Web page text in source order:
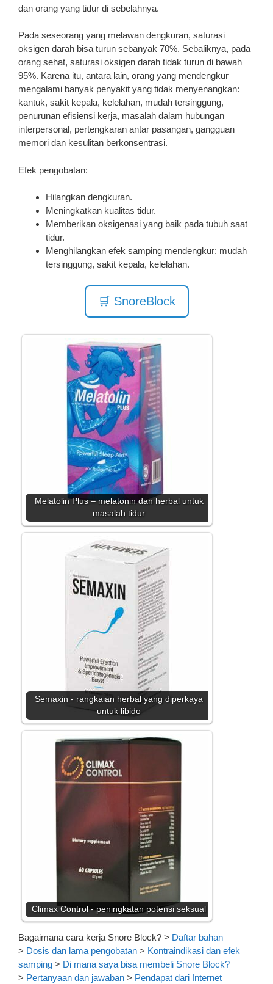
dan orang yang tidur di sebelahnya.
Pada seseorang yang melawan dengkuran, saturasi
oksigen darah bisa turun sebanyak 70%. Sebaliknya, pada
orang sehat, saturasi oksigen darah tidak turun di bawah
95%. Karena itu, antara lain, orang yang mendengkur
mengalami banyak penyakit yang tidak menyenangkan:
kantuk, sakit kepala, kelelahan, mudah tersinggung,
penurunan efisiensi kerja, masalah dalam hubungan
interpersonal, pertengkaran antar pasangan, gangguan
memori dan kesulitan berkonsentrasi.
Efek pengobatan:
Hilangkan dengkuran.
Meningkatkan kualitas tidur.
Memberikan oksigenasi yang baik pada tubuh saat
tidur.
Menghilangkan efek samping mendengkur: mudah
tersinggung, sakit kepala, kelelahan.
🛒 SnoreBlock
Melatolin Plus – melatonin dan herbal untuk
masalah tidur
Semaxin - rangkaian herbal yang diperkaya
untuk libido
Climax Control - peningkatan potensi seksual
Bagaimana cara kerja Snore Block? > Daftar bahan
> Dosis dan lama pengobatan > Kontraindikasi dan efek
samping > Di mana saya bisa membeli Snore Block?
> Pertanyaan dan jawaban > Pendapat dari Internet